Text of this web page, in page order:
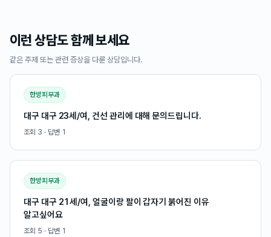
이런 상담도 함께 보세요
같은 주제 또는 관련 증상을 다룬 상담입니다.
한방피부과
대구 대구 23세/여, 건선 관리에 대해 문의드립니다.
조회 3 · 답변 1
한방피부과
대구 대구 21세/여, 얼굴이랑 팔이 갑자기 붉어진 이유
알고싶어요
조회 5 · 답변 1